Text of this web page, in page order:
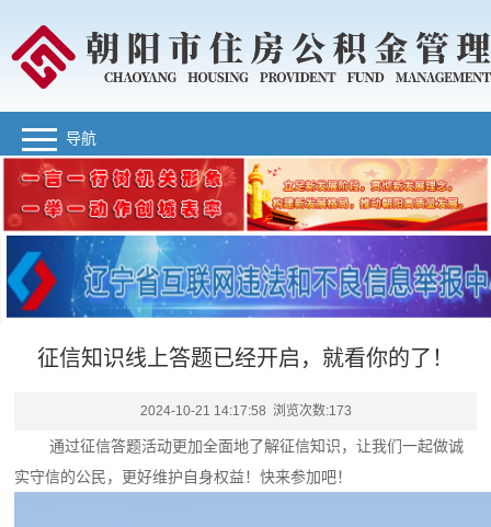
导航
征信知识线上答题已经开启，就看你的了！
2024-10-21 14:17:58 浏览次数:173
通过征信答题活动更加全面地了解征信知识，让我们一起做诚
实守信的公民，更好维护自身权益！快来参加吧！